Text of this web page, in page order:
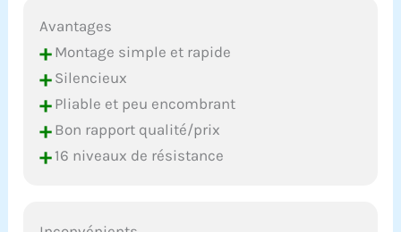
Avantages
+Montage simple et rapide
+Silencieux
+Pliable et peu encombrant
+Bon rapport qualité/prix
+16 niveaux de résistance